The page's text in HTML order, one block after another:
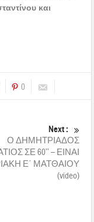
και
0
Next :
Ο ΔΗΜΗΤΡΙΑΔΟΣ
ΣΕ 60’’ – ΕΙΝΑΙ
Ε΄ ΜΑΤΘΑΙΟΥ
(video)